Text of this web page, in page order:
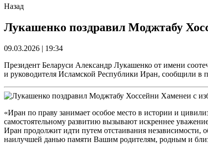
Назад
Лукашенко поздравил Моджтабу
09.03.2026 | 19:34
Президент Беларуси Александр Лукашенко от имени
и руководителя Исламской Республики Иран, сообщили в
«Иран по праву занимает особое место в истории и
самостоятельному развитию вызывают искреннее
Иран продолжит идти путем отстаивания независимости,
наилучшей данью памяти Вашим родителям, родным и